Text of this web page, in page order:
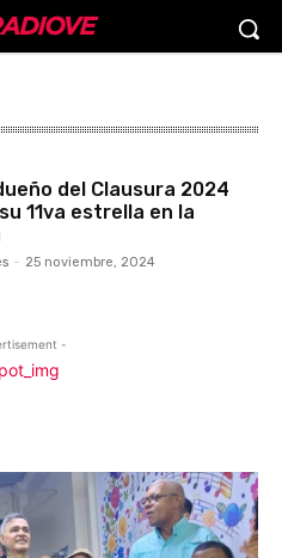
del Clausura 2024
11va estrella en la
- 25 noviembre, 2024
-